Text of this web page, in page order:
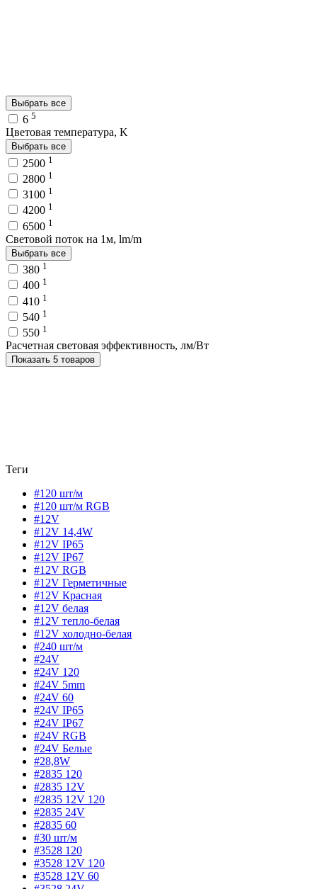
Выбрать все
6 5
Цветовая температура, K
Выбрать все
2500 1
2800 1
3100 1
4200 1
6500 1
Световой поток на 1м, lm/m
Выбрать все
380 1
400 1
410 1
540 1
550 1
Расчетная световая эффективность, лм/Вт
Показать 5 товаров
Теги
#120 шт/м
#120 шт/м RGB
#12V
#12V 14,4W
#12V IP65
#12V IP67
#12V RGB
#12V Герметичные
#12V Красная
#12V белая
#12V тепло-белая
#12V холодно-белая
#240 шт/м
#24V
#24V 120
#24V 5mm
#24V 60
#24V IP65
#24V IP67
#24V RGB
#24V Белые
#28,8W
#2835 120
#2835 12V
#2835 12V 120
#2835 24V
#2835 60
#30 шт/м
#3528 120
#3528 12V 120
#3528 12V 60